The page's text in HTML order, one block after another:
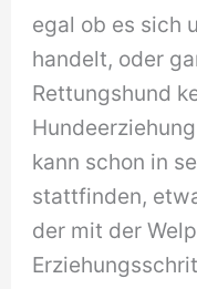
egal ob es sich
handelt, oder
Rettungshund
kann schon in
stattfinden,
der mit der